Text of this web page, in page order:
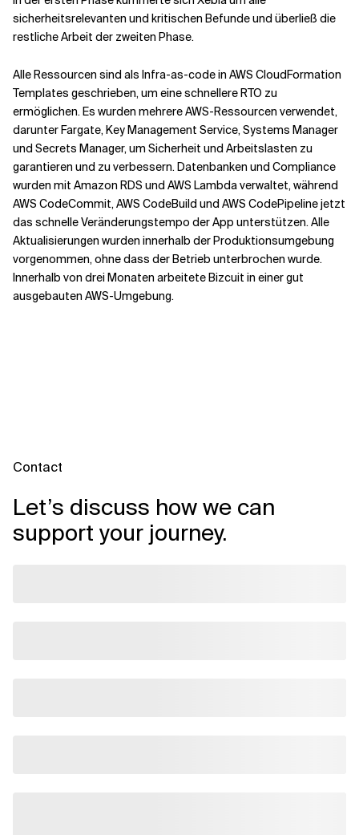
sicherheitsrelevanten und kritischen Befunde und überließ die
restliche Arbeit der zweiten Phase.
Alle Ressourcen sind als Infra-as-code in AWS CloudFormation
Templates geschrieben, um eine schnellere RTO zu
ermöglichen. Es wurden mehrere AWS-Ressourcen verwendet,
darunter Fargate, Key Management Service, Systems Manager
und Secrets Manager, um Sicherheit und Arbeitslasten zu
garantieren und zu verbessern. Datenbanken und Compliance
wurden mit Amazon RDS und AWS Lambda verwaltet, während
AWS CodeCommit, AWS CodeBuild und AWS CodePipeline jetzt
das schnelle Veränderungstempo der App unterstützen. Alle
Aktualisierungen wurden innerhalb der Produktionsumgebung
vorgenommen, ohne dass der Betrieb unterbrochen wurde.
Innerhalb von drei Monaten arbeitete Bizcuit in einer gut
ausgebauten AWS-Umgebung.
Contact
Let’s discuss how we can
support your journey.